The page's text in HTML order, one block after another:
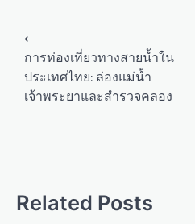
i
⟵
การท่องเที่ยวทางสายน้ำใน
ประเทศไทย: ล่องแม่น้ำ
เจ้าพระยาและสำรวจคลอง
Related Posts